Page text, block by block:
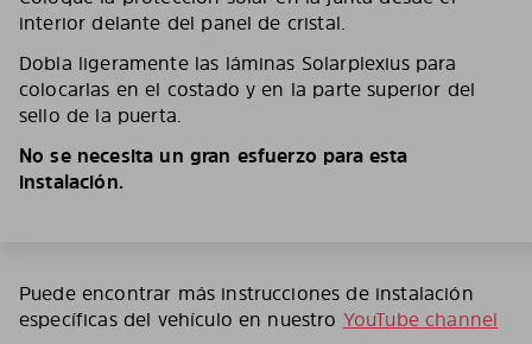
interior delante del panel de cristal.
Dobla ligeramente las láminas Solarplexius para
colocarlas en el costado y en la parte superior del
sello de la puerta.
No se necesita un gran esfuerzo para esta
instalación.
Puede encontrar más instrucciones de instalación
específicas del vehículo en nuestro YouTube channel